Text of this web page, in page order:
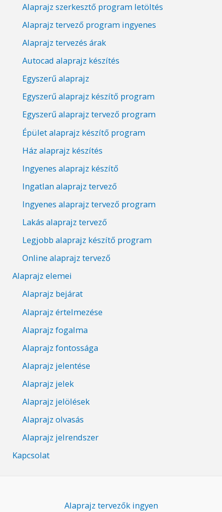
Alaprajz szerkesztő program letöltés
Alaprajz tervező program ingyenes
Alaprajz tervezés árak
Autocad alaprajz készítés
Egyszerű alaprajz
Egyszerű alaprajz készítő program
Egyszerű alaprajz tervező program
Épület alaprajz készítő program
Ház alaprajz készítés
Ingyenes alaprajz készítő
Ingatlan alaprajz tervező
Ingyenes alaprajz tervező program
Lakás alaprajz tervező
Legjobb alaprajz készítő program
Online alaprajz tervező
Alaprajz elemei
Alaprajz bejárat
Alaprajz értelmezése
Alaprajz fogalma
Alaprajz fontossága
Alaprajz jelentése
Alaprajz jelek
Alaprajz jelölések
Alaprajz olvasás
Alaprajz jelrendszer
Kapcsolat
Alaprajz tervezők ingyen